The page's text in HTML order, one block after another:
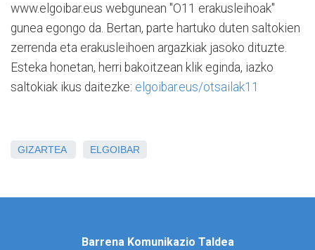
www.elgoibar.eus webgunean "O11 erakusleihoak"
gunea egongo da. Bertan, parte hartuko duten saltokien
zerrenda eta erakusleihoen argazkiak jasoko dituzte.
Esteka honetan, herri bakoitzean klik eginda, iazko
saltokiak ikus daitezke: elgoibar.eus/otsailak11
GIZARTEA ELGOIBAR
Barrena Komunikazio Taldea